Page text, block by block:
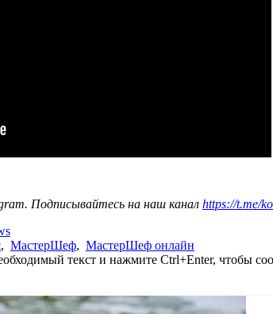
Подписывайтесь на наш канал https://t.me/
, МастерШеф, МастерШеф онлайн
текст и нажмите Ctrl+Enter, чтобы